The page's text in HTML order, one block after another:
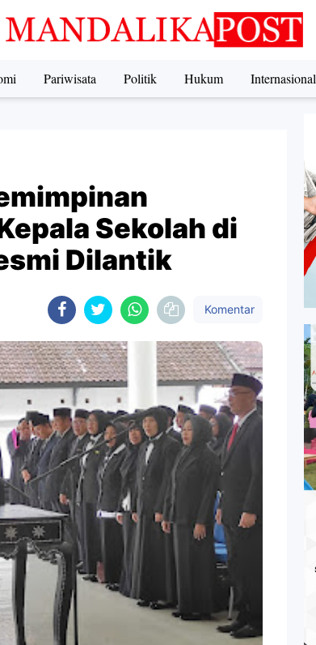
Pariwisata Politik Hukum Internasional
Sekolah di
Dilantik
Komentar